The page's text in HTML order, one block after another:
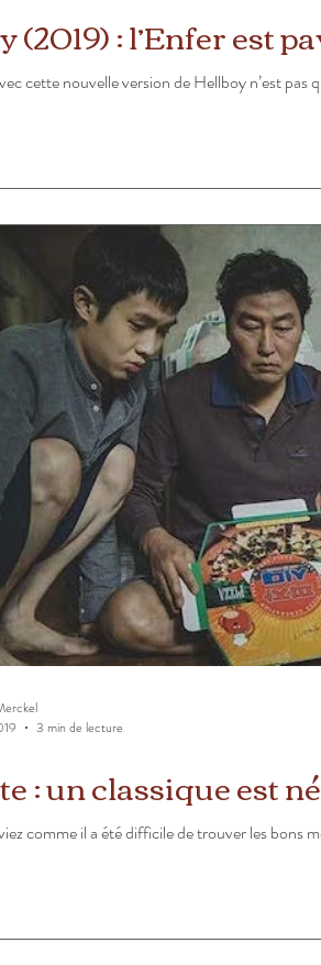
(2019) : l’Enfer est
cette nouvelle version de Hellboy n’est pas
: un classique est né
comme il a été difficile de trouver les bons
3 min de lecture